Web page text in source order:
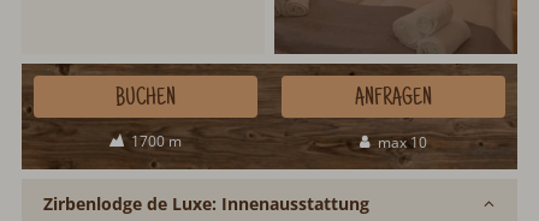
1700 m max 10
BUCHEN ANFRAGEN
Zirbenlodge de Luxe: Innenausstattung